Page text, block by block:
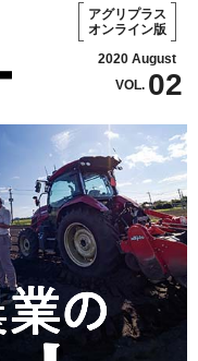
アグリプラス
オンライン版
2020 August
VOL. 02